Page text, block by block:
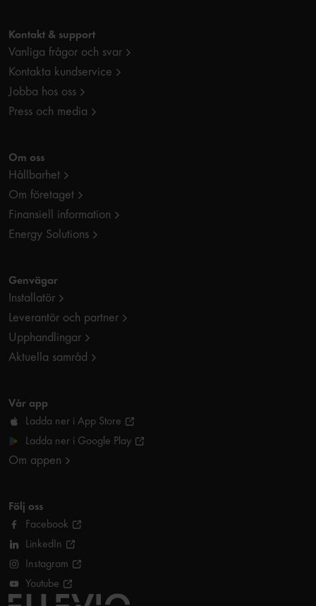
Kontakt & support
Vanliga frågor och svar
Kontakta kundservice
Jobba hos oss
Press och media
Om oss
Hållbarhet
Om företaget
Finansiell information
Energy Solutions
Genvägar
Installatör
Leverantör och partner
Upphandlingar
Aktuella samråd
Vår app
Ladda ner i App Store
Ladda ner i Google Play
Om appen
Följ oss
Facebook
LinkedIn
Instagram
Youtube